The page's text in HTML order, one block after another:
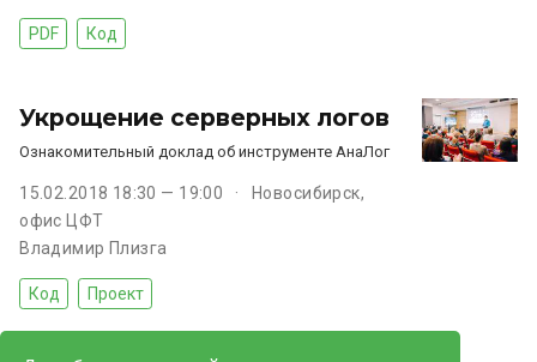
PDF Код
Укрощение серверных логов
Ознакомительный доклад об инструменте АнаЛог
15.02.2018 18:30 — 19:00
Новосибирск,
офис ЦФТ
Владимир Плизга
Код Проект